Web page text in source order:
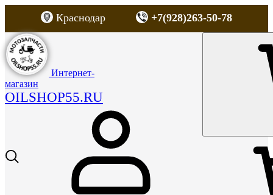
Краснодар +7(928)263-50-78
Интернет-
магазин
OILSHOP55.RU